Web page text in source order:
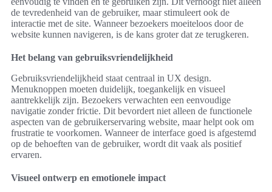
de tevredenheid van de gebruiker, maar stimuleert ook de
interactie met de site. Wanneer bezoekers moeiteloos door de
website kunnen navigeren, is de kans groter dat ze terugkeren.
Het belang van gebruiksvriendelijkheid
Gebruiksvriendelijkheid staat centraal in UX design.
Menuknoppen moeten duidelijk, toegankelijk en visueel
aantrekkelijk zijn. Bezoekers verwachten een eenvoudige
navigatie zonder frictie. Dit bevordert niet alleen de functionele
aspecten van de gebruikerservaring website, maar helpt ook om
frustratie te voorkomen. Wanneer de interface goed is afgestemd
op de behoeften van de gebruiker, wordt dit vaak als positief
ervaren.
Visueel ontwerp en emotionele impact